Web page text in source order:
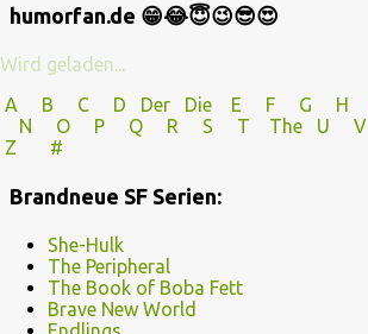
humorfan.de 😁😂😇😉😎😍
Wird geladen...
A
B C D Der Die E F G H
N
O P Q R S T The U V
Z
#
Brandneue SF Serien:
She-Hulk
The Peripheral
The Book of Boba Fett
Brave New World